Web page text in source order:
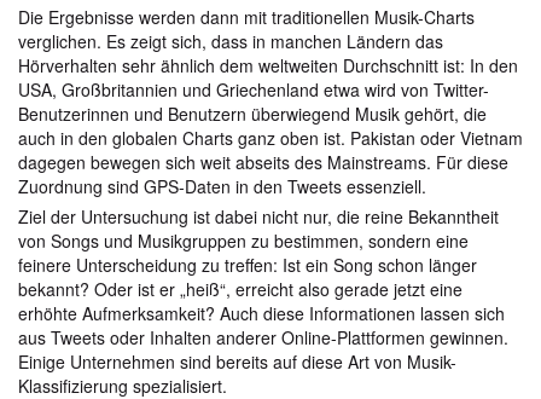
Die Ergebnisse werden dann mit traditionellen Musik-Charts
verglichen. Es zeigt sich, dass in manchen Ländern das
Hörverhalten sehr ähnlich dem weltweiten Durchschnitt ist: In den
USA, Großbritannien und Griechenland etwa wird von Twitter-
Benutzerinnen und Benutzern überwiegend Musik gehört, die
auch in den globalen Charts ganz oben ist. Pakistan oder Vietnam
dagegen bewegen sich weit abseits des Mainstreams. Für diese
Zuordnung sind GPS-Daten in den Tweets essenziell.
Ziel der Untersuchung ist dabei nicht nur, die reine Bekanntheit
von Songs und Musikgruppen zu bestimmen, sondern eine
feinere Unterscheidung zu treffen: Ist ein Song schon länger
bekannt? Oder ist er „heiß“, erreicht also gerade jetzt eine
erhöhte Aufmerksamkeit? Auch diese Informationen lassen sich
aus Tweets oder Inhalten anderer Online-Plattformen gewinnen.
Einige Unternehmen sind bereits auf diese Art von Musik-
Klassifizierung spezialisiert.